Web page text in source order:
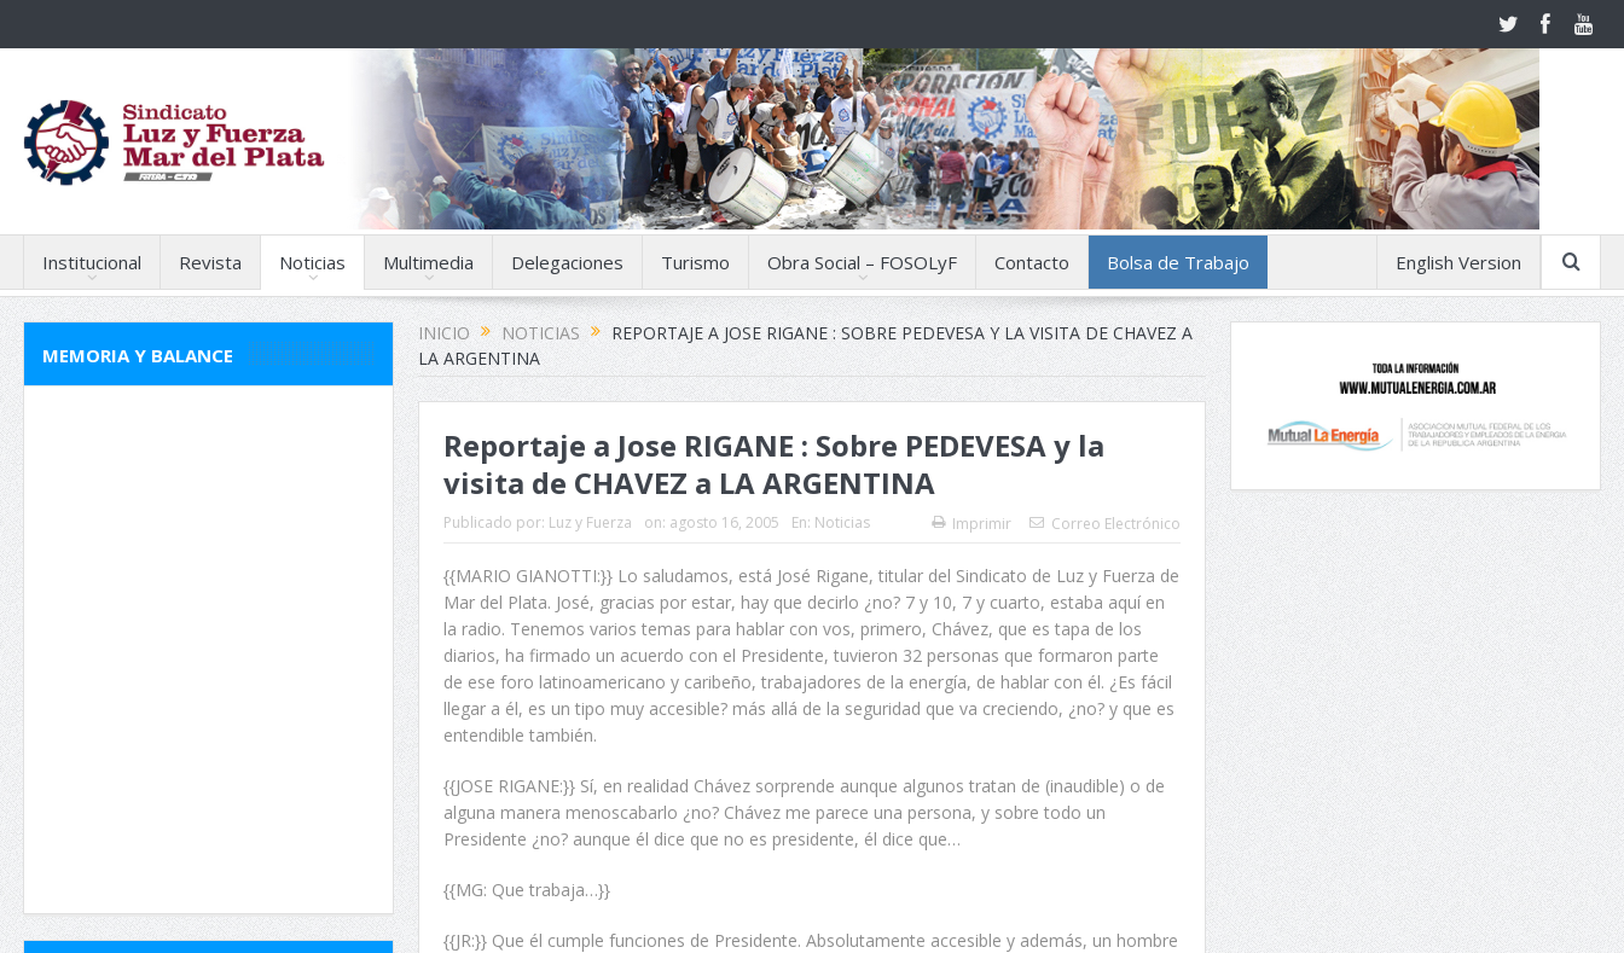
Institucional Revista Noticias Multimedia Delegaciones Turismo Obra Social – FOSOLyF Contacto Bolsa de Trabajo English Version
INICIO NOTICIAS
REPORTAJE A JOSE RIGANE : SOBRE PEDEVESA Y LA VISITA DE CHAVEZ A
LA ARGENTINA
Reportaje a Jose RIGANE : Sobre PEDEVESA y la
visita de CHAVEZ a LA ARGENTINA
Publicado por: Luz y Fuerza on: agosto 16, 2005 En: Noticias Imprimir Correo Electrónico
{{MARIO GIANOTTI:}} Lo saludamos, está José Rigane, titular del Sindicato de Luz y Fuerza de
Mar del Plata. José, gracias por estar, hay que decirlo ¿no? 7 y 10, 7 y cuarto, estaba aquí en
la radio. Tenemos varios temas para hablar con vos, primero, Chávez, que es tapa de los
diarios, ha firmado un acuerdo con el Presidente, tuvieron 32 personas que formaron parte
de ese foro latinoamericano y caribeño, trabajadores de la energía, de hablar con él. ¿Es fácil
llegar a él, es un tipo muy accesible? más allá de la seguridad que va creciendo, ¿no? y que es
entendible también.
{{JOSE RIGANE:}} Sí, en realidad Chávez sorprende aunque algunos tratan de (inaudible) o de
alguna manera menoscabarlo ¿no? Chávez me parece una persona, y sobre todo un
Presidente ¿no? aunque él dice que no es presidente, él dice que…
{{MG: Que trabaja…}}
{{JR:}} Que él cumple funciones de Presidente. Absolutamente accesible y además, un hombre
MEMORIA Y BALANCE